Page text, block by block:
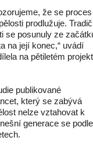
že se proces
prodlužuje.
se posunuly ze
na její konec,“ uvádí
na pětiletém
publikované
který se zabývá
nelze vztahovat k
generace se podle